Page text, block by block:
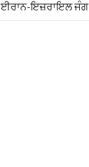
ਈਰਾਨ-ਇਜ਼ਰਾਇਲ ਜੰਗ